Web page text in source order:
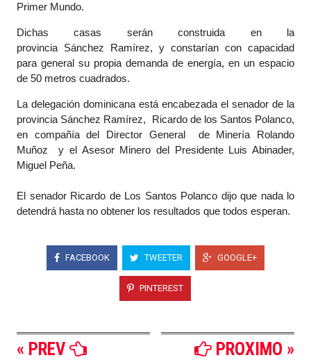
Primer Mundo.
Dichas casas serán construida en la
provincia Sánchez Ramírez, y constarían con capacidad
para general su propia demanda de energía, en un espacio
de 50 metros cuadrados.
La delegación dominicana está encabezada el senador de la
provincia Sánchez Ramírez, Ricardo de los Santos Polanco,
en compañía del Director General de Minería Rolando
Muñoz y el Asesor Minero del Presidente Luis Abinader,
Miguel Peña.
El senador Ricardo de Los Santos Polanco dijo que nada lo
detendrá hasta no obtener los resultados que todos esperan.
FACEBOOK TWEETER GOOGLE+
PINTEREST
« PREV PROXIMO »